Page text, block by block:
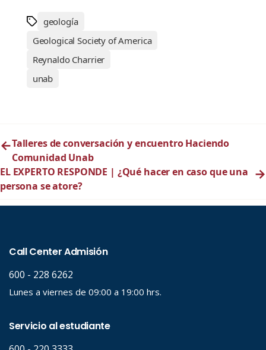
geología
Geological Society of America
Reynaldo Charrier
unab
←Talleres de conversación y encuentro Haciendo
Comunidad Unab
EL EXPERTO RESPONDE | ¿Qué hacer en caso que una
persona se atore?
→